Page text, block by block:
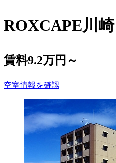
ROXCAPE川
賃料9.2万円～
空室情報を確認